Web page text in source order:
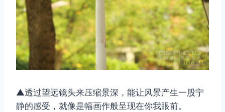
▲透过望远镜头来压缩景深，能让风景产生一股宁
静的感受，就像是幅画作般呈现在你我眼前。